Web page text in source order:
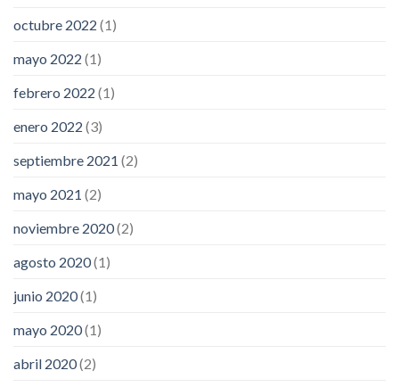
octubre 2022 (1)
mayo 2022 (1)
febrero 2022 (1)
enero 2022 (3)
septiembre 2021 (2)
mayo 2021 (2)
noviembre 2020(2)
agosto 2020(1)
junio 2020(1)
mayo 2020(1)
abril 2020(2)